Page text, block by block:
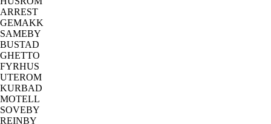
ARREST
GEMAKK
SAMEBY
BUSTAD
GHETTO
FYRHUS
UTEROM
KURBAD
MOTELL
SOVEBY
REINBY